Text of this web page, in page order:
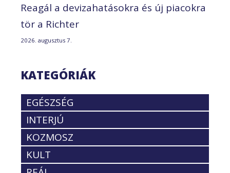
Reagál a devizahatásokra és új piacokra
tör a Richter
2026. augusztus 7.
KATEGÓRIÁK
EGÉSZSÉG
INTERJÚ
KOZMOSZ
KULT